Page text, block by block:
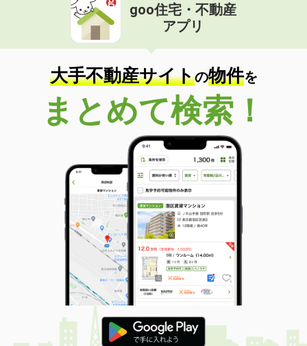
goo住宅・不動産
アプリ
大手不動産サイトの物件を
まとめて検索！